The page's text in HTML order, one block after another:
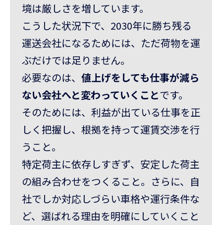
境は厳しさを増しています。
こうした状況下で、2030年に勝ち残る
運送会社になるためには、ただ荷物を運
ぶだけでは足りません。
必要なのは、 値上げをしても仕事が減ら
ない会社へと変わっていくことです。
そのためには、利益が出ている仕事を正
しく把握し、根拠を持って運賃交渉を行
うこと。
特定荷主に依存しすぎず、安定した荷主
の組み合わせをつくること。さらに、自
社でしか対応しづらい車格や運行条件な
ど、選ばれる理由を明確にしていくこと